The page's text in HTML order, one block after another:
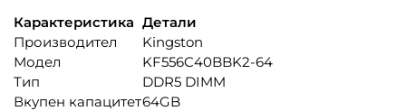
Карактеристика Детали
Производител
Kingston
Модел
KF556C40BBK2-64
Тип
DDR5 DIMM
Вкупен капацитет64GB